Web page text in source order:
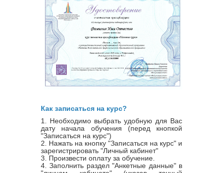
Как записаться на курс?
1. Необходимо выбрать удобную для Вас
дату начала обучения (перед кнопкой
"Записаться на курс")
2. Нажать на кнопку "Записаться на курс" и
зарегистрировать "Личный кабинет"
3. Произвести оплату за обучение.
4. Заполнить раздел "Анкетные данные" в